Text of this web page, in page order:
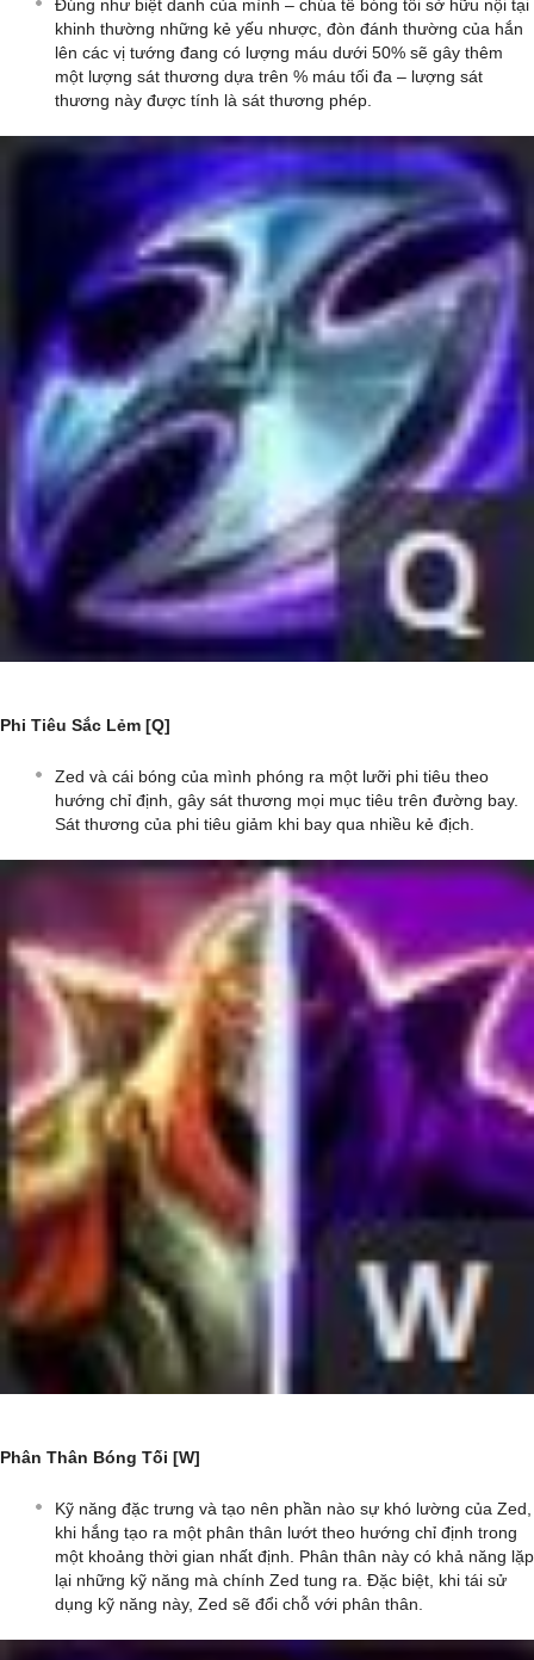
Đúng như biệt danh của mình – chúa tể bóng tối sở hữu nội tại
khinh thường những kẻ yếu nhược, đòn đánh thường của hắn
lên các vị tướng đang có lượng máu dưới 50% sẽ gây thêm
một lượng sát thương dựa trên % máu tối đa – lượng sát
thương này được tính là sát thương phép.
Phi Tiêu Sắc Lẻm [Q]
Zed và cái bóng của mình phóng ra một lưỡi phi tiêu theo
hướng chỉ định, gây sát thương mọi mục tiêu trên đường bay.
Sát thương của phi tiêu giảm khi bay qua nhiều kẻ địch.
Phân Thân Bóng Tối [W]
Kỹ năng đặc trưng và tạo nên phần nào sự khó lường của Zed,
khi hắng tạo ra một phân thân lướt theo hướng chỉ định trong
một khoảng thời gian nhất định. Phân thân này có khả năng lặp
lại những kỹ năng mà chính Zed tung ra. Đặc biệt, khi tái sử
dụng kỹ năng này, Zed sẽ đổi chỗ với phân thân.